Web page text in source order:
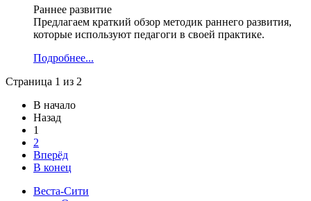
Раннее развитие
Предлагаем краткий обзор методик раннего развития,
которые используют педагоги в своей практике.
Подробнее...
Страница 1 из 2
В начало
Назад
1
2
Вперёд
В конец
Веста-Cити